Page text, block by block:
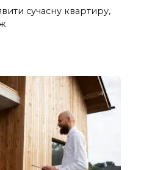
сучасну квартиру,